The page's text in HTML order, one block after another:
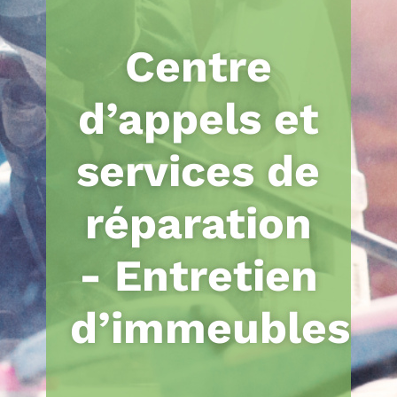
Centre
d’appels et
services de
réparation
- Entretien
d’immeubles